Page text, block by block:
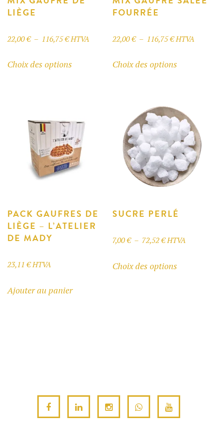
LIÈGE
22,00€ – 116,75€Plage
prix :
HTVA
Choix des options
Les
options
peuvent
être
choisies
page
du
FOURRÉE
22,00€ – 116,75€Plage
prix :
HTVA
Choix des options
variations.
Les
options
peuvent
être
choisies
sur
page
produit
PACK GAUFRES DE
LIÈGE – L’ATELIER
DE MADY
23,11€ HTVA
Ajouter au panier
SUCRE PERLÉ
7,00€ – 72,52€Plage
prix :
HTVA
Choix des options
la